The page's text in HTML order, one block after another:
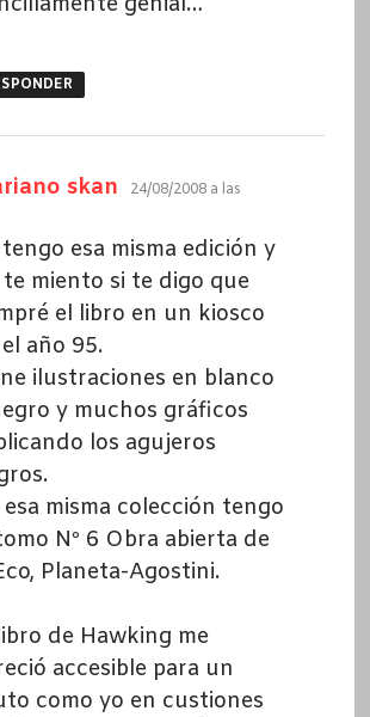
skan dice:
24/08/2008 a las
esa misma edición y
miento si te digo que
el libro en un kiosco
año 95.
ilustraciones en blanco
y muchos gráficos
los agujeros
esa misma colección tengo
Nº 6 Obra abierta de
Planeta-Agostini.
de Hawking me
accesible para un
como yo en custiones